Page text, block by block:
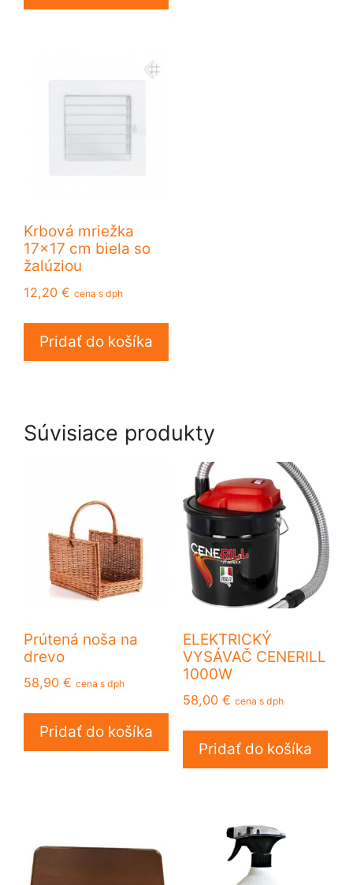
Krbová mriežka
17×17 cm biela so
žalúziou
12,20 € cena s dph
Pridať do košíka
Súvisiace produkty
Prútená noša na
drevo
58,90 € cena s dph
Pridať do košíka
ELEKTRICKÝ
VYSÁVAČ CENERILL
1000W
58,00 € cena s dph
Pridať do košíka